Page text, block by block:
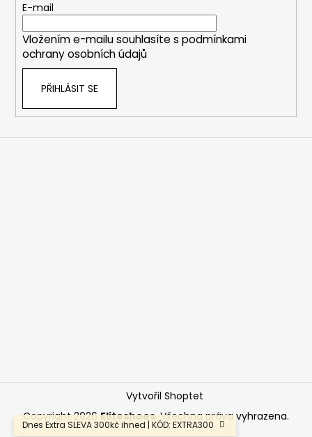
Dnes Extra SLEVA 300kč ihned | KÓD: EXTRA300
E-mail
Vložením e-mailu souhlasíte s podmínkami
ochrany osobních údajů
PŘIHLÁSIT SE
Vytvořil Shoptet
Copyright 2026Eliteshoes. Všechna práva vyhrazena.